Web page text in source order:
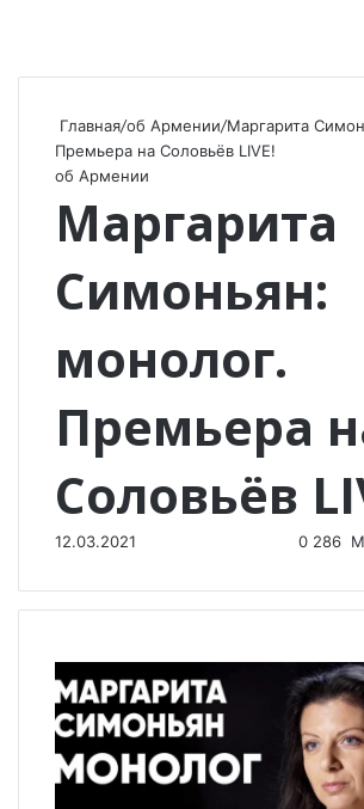
Главная/об Армении/Маргарита
Премьера на Соловьёв LIVE!
об Армении
Маргарита
Симоньян:
монолог.
Премьера
Соловьёв
12.03.2021 0 286